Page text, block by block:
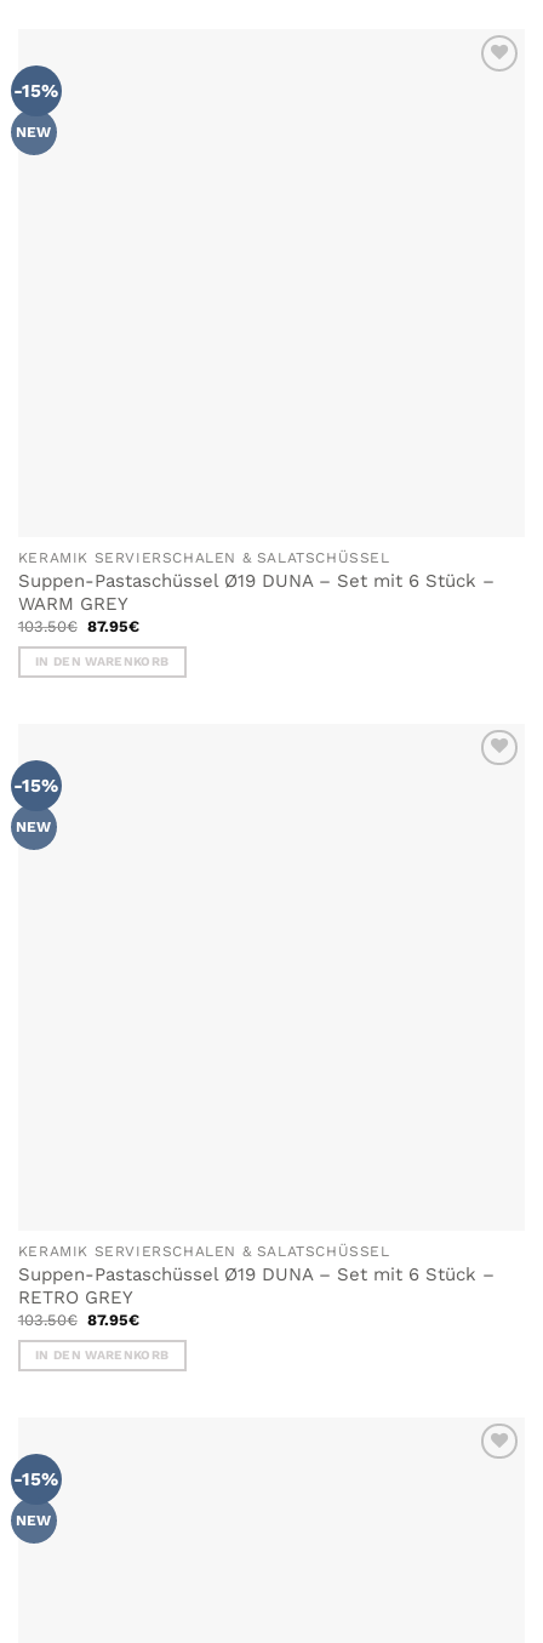
-15%
NEW
KERAMIK SERVIERSCHALEN & SALATSCHÜSSEL
Suppen-Pastaschüssel Ø19 DUNA – Set mit 6 Stück –
WARM GREY
103.50€ Ursprünglicher
war:
103.50€
87.95€Aktueller
ist:
87.95€.
IN DEN WARENKORB
-15%
NEW
KERAMIK SERVIERSCHALEN & SALATSCHÜSSEL
Suppen-Pastaschüssel Ø19 DUNA – Set mit 6 Stück –
RETRO GREY
103.50€ Ursprünglicher
war:
103.50€
87.95€Aktueller
ist:
87.95€.
IN DEN WARENKORB
-15%
NEW